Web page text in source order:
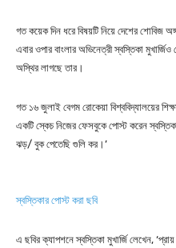
গত কয়েক দিন ধরে বিষয়টি নিয়ে দেশের শোবিজ
এবার ওপার বাংলার অভিনেত্রী স্বস্তিকা
অস্থির লাগছে তার।
গত ১৬ জুলাই বেগম রোকেয়া বিশ্ববিদ্যালয়ের
একটি স্কেচ নিজের ফেসবুকে পোস্ট করেন
ঝড়/ বুক পেতেছি গুলি কর।’
স্বস্তিকার পোস্ট করা ছবি
এ ছবির ক্যাপশনে স্বস্তিকা মুখার্জি লেখেন,